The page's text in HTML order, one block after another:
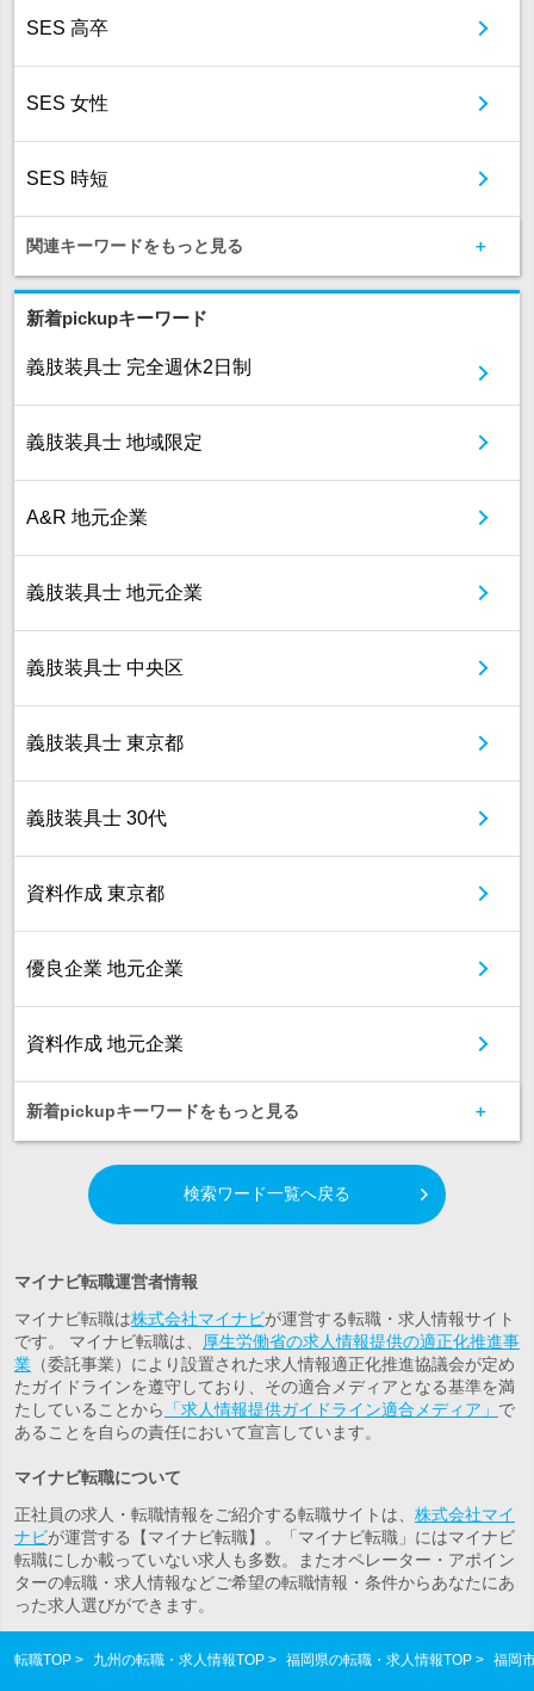
SES 高卒
SES 女性
SES 時短
関連キーワードをもっと見る
新着pickupキーワード
義肢装具士 完全週休2日制
義肢装具士 地域限定
A&R 地元企業
義肢装具士 地元企業
義肢装具士 中央区
義肢装具士 東京都
義肢装具士 30代
資料作成 東京都
優良企業 地元企業
資料作成 地元企業
新着pickupキーワードをもっと見る
検索ワード一覧へ戻る
マイナビ転職運営者情報
マイナビ転職は株式会社マイナビが運営する転職・求人情報サイト
です。 マイナビ転職は、
厚生労働省の求人情報提供の適正化推進事
業 （委託事業）により設置された求人情報適正化推進協議会が定め
たガイドラインを遵守しており、その適合メディアとなる基準を満
たしていることから
「求人情報提供ガイドライン適合メディア」 で
あることを自らの責任において宣言しています。
マイナビ転職について
正社員の求人・転職情報をご紹介する転職サイトは、 株式会社マイ
ナビが運営する【マイナビ転職】。「マイナビ転職」にはマイナビ
転職にしか載っていない求人も多数。またオペレーター・アポイン
ターの転職・求人情報などご希望の転職情報・条件からあなたにあ
った求人選びができます。
転職TOP 九州の転職・求人情報TOP 福岡県の転職・求人情報TOP 福岡